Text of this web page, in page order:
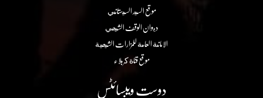
موقع السيد السيستاني
ديوان الوقف الشيعي
الامانة العامة للمزارات الشيعية
موقع قناة كربلاء
دوست ویبسائٹس